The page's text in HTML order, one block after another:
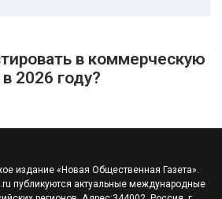
в коммерческую
2026 году?
издание «Новая Общественная Газета».
публикуются актуальные международные